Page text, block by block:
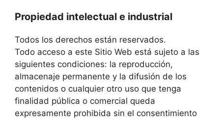
Propiedad intelectual e industrial
Todos los derechos están reservados.
Todo acceso a este Sitio Web está sujeto a las
siguientes condiciones: la reproducción,
almacenaje permanente y la difusión de los
contenidos o cualquier otro uso que tenga
finalidad pública o comercial queda
expresamente prohibida sin el consentimiento